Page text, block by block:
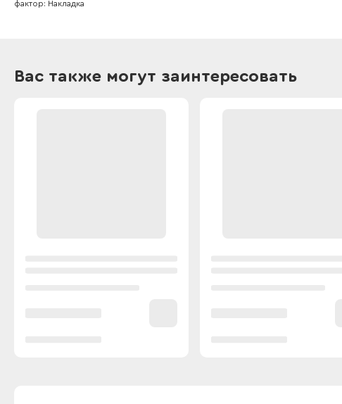
фактор
Накладка
Вас также могут заинтересовать